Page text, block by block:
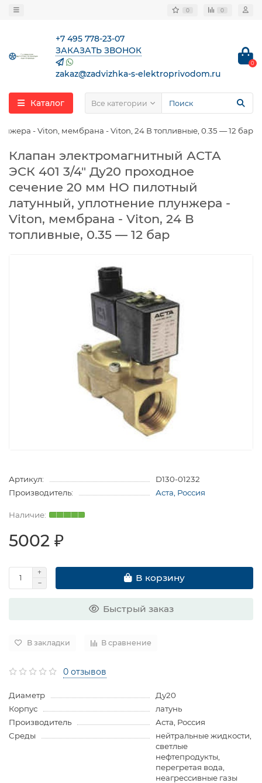
0 0
+7 495 778-23-07
ЗАКАЗАТЬ ЗВОНОК
zakaz@zadvizhka-s-elektroprivodom.ru
0
Каталог Все категории
- Viton, мембрана - Viton, 24 В топливные, 0.35 — 12 бар
Клапан электромагнитный АСТА
ЭСК 401 3/4″ Ду20 проходное
сечение 20 мм НО пилотный
латунный, уплотнение плунжера -
Viton, мембрана - Viton, 24 В
топливные, 0.35 — 12 бар
Артикул:
D130-01232
Производитель:
Аста, Россия
5002 ₽
В корзину
Быстрый заказ
В закладки В сравнение
0 отзывов
Диаметр
Ду20
Корпус
латунь
Производитель
Аста, Россия
Среды
нейтральные жидкости,
светлые
нефтепродукты,
перегретая вода,
неагрессивные газы